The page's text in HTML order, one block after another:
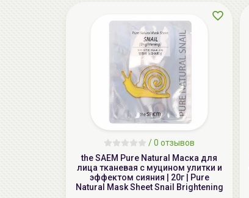
/0 отзывов
the SAEM Pure Natural Маска для
лица тканевая с муцином улитки и
эффектом сияния | 20г | Pure
Natural Mask Sheet Snail Brightening